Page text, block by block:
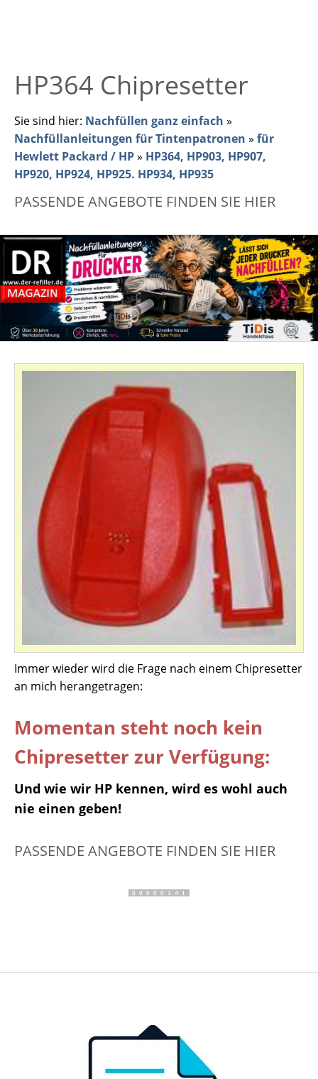
HP364 Chipresetter
Sie sind hier: Nachfüllen ganz einfach »
Nachfüllanleitungen für Tintenpatronen » für
Hewlett Packard / HP» HP364, HP903, HP907,
HP920, HP924, HP925. HP934, HP935
PASSENDE ANGEBOTE FINDEN SIE HIER
Immer wieder wird die Frage nach einem Chipresetter
an mich herangetragen:
Momentan steht noch kein
Chipresetter zur Verfügung:
Und wie wir HP kennen, wird es wohl auch
nie einen geben!
PASSENDE ANGEBOTE FINDEN SIE HIER